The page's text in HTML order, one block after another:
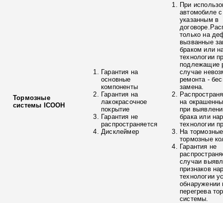
Тормозные
системы ICOOH
Гарантия на
основные
компоненты
Гарантия на
лакокрасочное
покрытие
Гарантия не
распространяется
Дисклеймер
При
автомобиле
указанным в
только на
вызванные
браком или
технологии
подлежащие
случае
ремонта -
замена.
на
при
брака или
технологии
На
тормозные
Гарантия не
случаи
признаков
технологии
обнаружении
перегрева
системы.